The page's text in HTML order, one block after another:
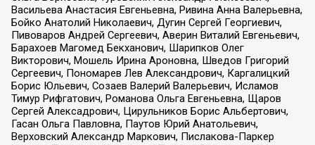
Васильева Анастасия Евгеньевна, Ривина Анна Валерьевна,
Бойко Анатолий Николаевич, Дугин Сергей Георгиевич,
Пивоваров Андрей Сергеевич, Аверин Виталий Евгеньевич,
Барахоев Магомед Бекханович, Шарипков Олег
Викторович, Мошель Ирина Ароновна, Шведов Григорий
Сергеевич, Пономарев Лев Александрович, Каргалицкий
Борис Юльевич, Созаев Валерий Валерьевич, Исламов
Тимур Рифгатович, Романова Ольга Евгеньевна, Щаров
Сергей Алексадрович, Цирульников Борис Альбертович,
Гасан Ольга Павловна, Паутов Юрий Анатольевич,
Верховский Александр Маркович, Пислакова-Паркер